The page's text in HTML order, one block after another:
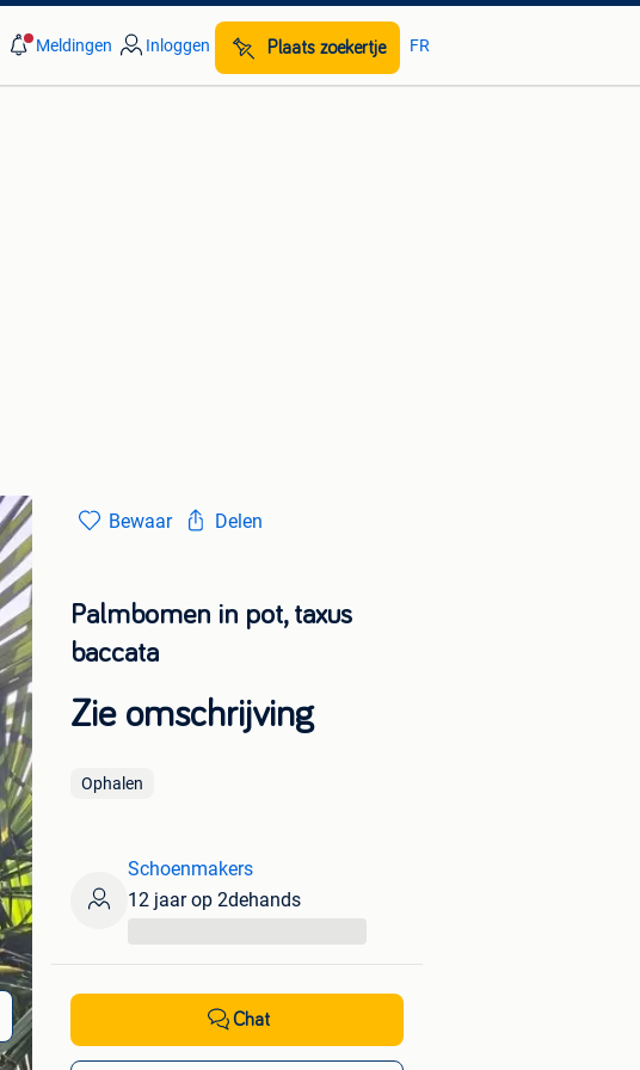
Meldingen Inloggen Plaats zoekertje FR
Bewaar Delen
Palmbomen in pot, taxus
baccata
Zie omschrijving
Ophalen
Schoenmakers
12 jaar op 2dehands
Chat